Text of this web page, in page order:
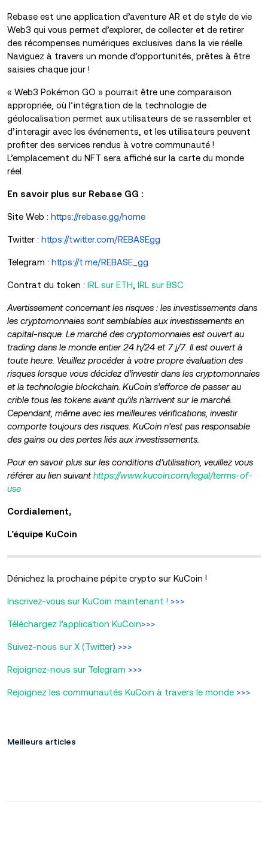
Rebase est une application d’aventure AR et de style de vie
Web3 qui vous permet d’explorer, de collecter et de retirer
des récompenses numériques exclusives dans la vie réelle.
Naviguez à travers un monde d’opportunités, prêtes à être
saisies chaque jour !
« Web3 Pokémon GO » pourrait être une comparaison
appropriée, où l’intégration de la technologie de
géolocalisation permet aux utilisateurs de se rassembler et
d’interagir avec les événements, et les utilisateurs peuvent
profiter des services rendus à votre communauté !
L’emplacement du NFT sera affiché sur la carte du monde
réel.
En savoir plus sur Rebase GG :
Site Web : https://rebase.gg/home
Twitter : https://twitter.com/REBASEgg
Telegram : https://t.me/REBASE_gg
Contrat du token : IRL sur ETH IRL sur BSC
Avertissement concernant les risques : les investissements dans
les cryptomonnaies sont semblables aux investissements en
capital-risque. Le marché des cryptomonnaies est ouvert au
trading dans le monde entier 24 h/24 et 7 j/7. Il est ouvert à
toute heure. Veuillez procéder à votre propre évaluation des
risques lorsque vous décidez d’investir dans les cryptomonnaies
et la technologie blockchain. KuCoin s’efforce de passer au
crible tous les tokens avant qu’ils n’arrivent sur le marché.
Cependant, même avec les meilleures vérifications, investir
comporte toujours des risques. KuCoin n’est pas responsable
des gains ou des pertes liés aux investissements.
Pour en savoir plus sur les conditions d’utilisation, veuillez vous
référer au lien suivanthttps://www.kucoin.com/legal/terms-of-
use
Cordialement,
L’équipe KuCoin
Dénichez la prochaine pépite crypto sur KuCoin !
Inscrivez-vous sur KuCoin maintenant ! >>>
Téléchargez l’application KuCoin>>>
Suivez-nous sur X (Twitter) >>>
Rejoignez-nous sur Telegram >>>
Rejoignez les communautés KuCoin à travers le monde >>>
Meilleurs articles